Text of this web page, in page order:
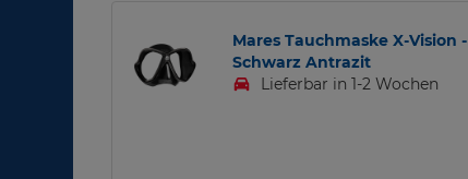
Mares Tauchmaske X-Vision -
Schwarz Antrazit
Lieferbar in 1-2 Wochen